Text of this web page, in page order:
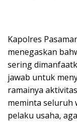
Kapolres
menegaskan
sering
jawab untuk
ramainya
meminta seluruh
pelaku usaha,